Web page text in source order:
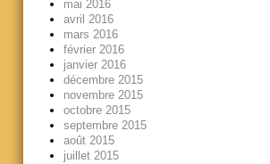
mai 2016
avril 2016
mars 2016
février 2016
janvier 2016
décembre 2015
novembre 2015
octobre 2015
septembre 2015
août 2015
juillet 2015